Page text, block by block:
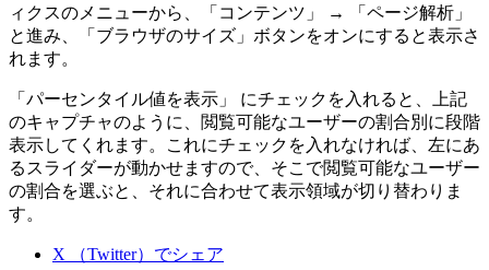
ィクスのメニューから、「コンテンツ」 → 「ページ解析」
と進み、「ブラウザのサイズ」ボタンをオンにすると表示さ
れます。
「パーセンタイル値を表示」 にチェックを入れると、上記
のキャプチャのように、閲覧可能なユーザーの割合別に段階
表示してくれます。これにチェックを入れなければ、左にあ
るスライダーが動かせますので、そこで閲覧可能なユーザー
の割合を選ぶと、それに合わせて表示領域が切り替わりま
す。
X （Twitter）でシェア